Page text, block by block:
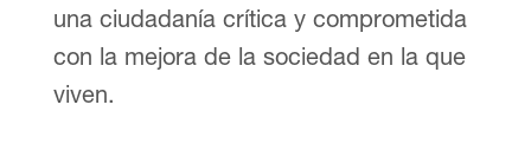
una ciudadanía crítica y comprometida
con la mejora de la sociedad en la que
viven.